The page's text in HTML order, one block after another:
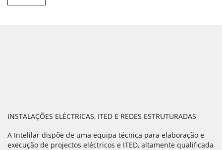
INSTALAÇÕES ELÉCTRICAS, ITED E REDES ESTRUTURADAS
A Intelilar dispõe de uma equipa técnica para elaboração e
execução de projectos eléctricos e ITED, altamente qualificada